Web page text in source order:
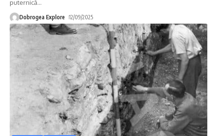
puternică…
Dobrogea Explore 12/09/2025